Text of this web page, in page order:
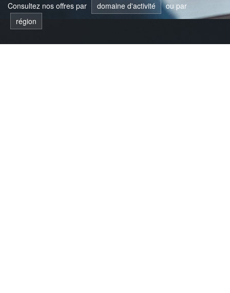
Consultez nos offres par domaine d'activité
ou par
région